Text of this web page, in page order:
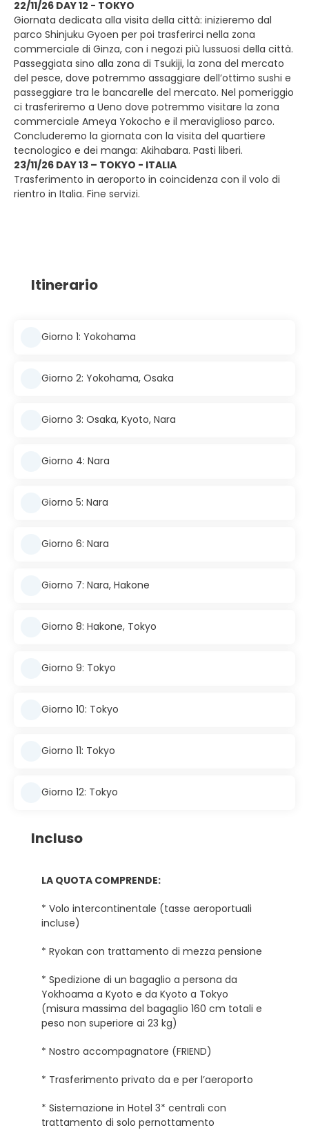
22/11/26 DAY 12 - TOKYO
Giornata dedicata alla visita della città: inizieremo dal
parco Shinjuku Gyoen per poi trasferirci nella zona
commerciale di Ginza, con i negozi più lussuosi della città.
Passeggiata sino alla zona di Tsukiji, la zona del mercato
del pesce, dove potremmo assaggiare dell’ottimo sushi e
passeggiare tra le bancarelle del mercato. Nel pomeriggio
ci trasferiremo a Ueno dove potremmo visitare la zona
commerciale Ameya Yokocho e il meraviglioso parco.
Concluderemo la giornata con la visita del quartiere
tecnologico e dei manga: Akihabara. Pasti liberi.
23/11/26 DAY 13 – TOKYO - ITALIA
Trasferimento in aeroporto in coincidenza con il volo di
rientro in Italia. Fine servizi.
Itinerario
Giorno 1: Yokohama
Giorno 2: Yokohama, Osaka
Giorno 3: Osaka, Kyoto, Nara
Giorno 4: Nara
Giorno 5: Nara
Giorno 6: Nara
Giorno 7: Nara, Hakone
Giorno 8: Hakone, Tokyo
Giorno 9: Tokyo
Giorno 10: Tokyo
Giorno 11: Tokyo
Giorno 12: Tokyo
Incluso
LA QUOTA COMPRENDE:
* Volo intercontinentale (tasse aeroportuali
incluse)
* Ryokan con trattamento di mezza pensione
* Spedizione di un bagaglio a persona da
Yokhoama a Kyoto e da Kyoto a Tokyo
(misura massima del bagaglio 160 cm totali e
peso non superiore ai 23 kg)
* Nostro accompagnatore (FRIEND)
* Trasferimento privato da e per l’aeroporto
* Sistemazione in Hotel 3* centrali con
trattamento di solo pernottamento